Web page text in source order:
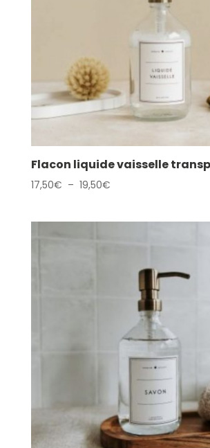
Flacon liquide vaisselle
17,50€ – 19,50€Plage